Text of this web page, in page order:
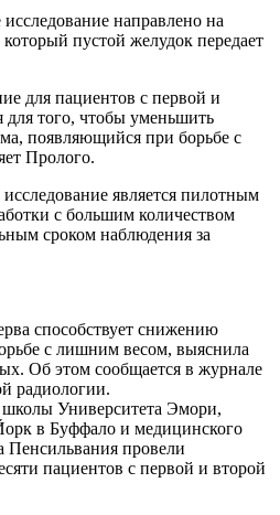
направлено на
пустой желудок передает
для пациентов с первой и
того, чтобы уменьшить
появляющийся при борьбе с
Пролого.
является пилотным
с большим количеством
сроком наблюдения за
способствует снижению
с лишним весом, выяснила
Об этом сообщается в журнале
радиологии.
Университета Эмори,
в Буффало и медицинского
Пенсильвания провели
пациентов с первой и второй